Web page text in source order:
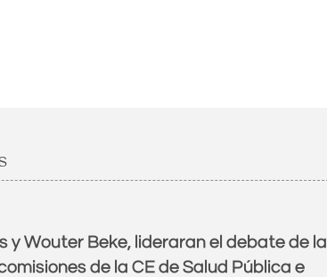
y Wouter Beke, lideraran el debate de la
de la CE de Salud Pública e